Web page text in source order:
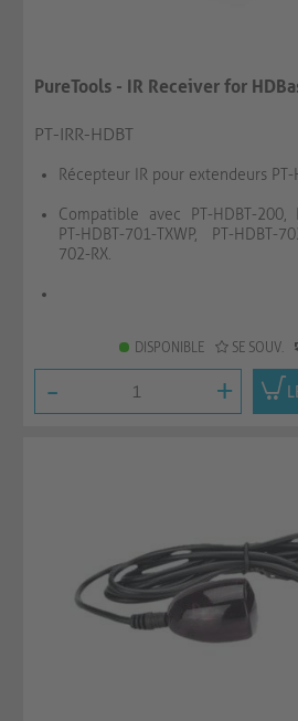
PureTools - IR Receiver for
PT-IRR-HDBT
Récepteur IR pour extendeurs PT-
Compatible avec PT-HDBT-200,
PT-HDBT-701-TXWP, PT-HDBT-
702-RX.
DISPONIBLE SE SOUV.
- +